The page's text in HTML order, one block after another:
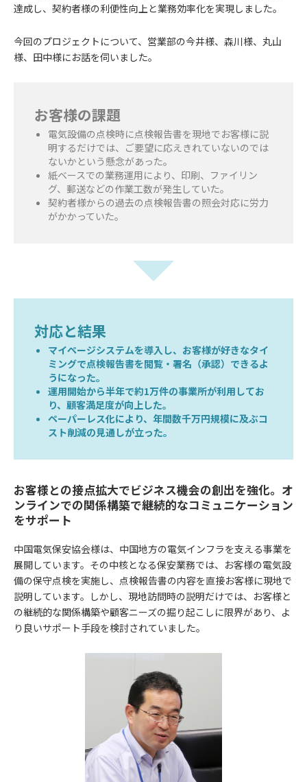
達成し、契約者様の利便性向上と業務効率化を実現しました。
今回のプロジェクトについて、営業部の今井様、森川様、丸山
様、田中様にお話を伺いました。
お客様の課題
電気設備の点検時に点検報告書を現地でお客様に説
明するだけでは、ご要望に応えきれていないのでは
ないかという懸念があった。
紙ベースでの業務運用により、印刷、ファイリン
グ、郵送などの作業工数が発生していた。
契約者様からの過去の点検報告書の照会対応に労力
がかかっていた。
対応と結果
マイページシステムを導入し、お客様が好きなタイ
ミングで点検報告書を閲覧・署名（承認）できるよ
うになった。
運用開始から半年で約1万件の事業所が利用してお
り、顧客満足度が向上した。
ペーパーレス化により、年間数千万円規模に及ぶコ
スト削減の見通しが立った。
お客様との接点拡大でビジネス機会の創出を強化。オ
ンラインでの関係構築で継続的なコミュニケーション
をサポート
中国電気保安協会様は、中国地方の電気インフラを支える事業を
展開しています。その中核となる保安業務では、お客様の電気設
備の保守点検を実施し、点検報告書の内容を直接お客様に現地で
説明しています。しかし、現地訪問時の説明だけでは、お客様と
の継続的な関係構築や顧客ニーズの掘り起こしに限界があり、よ
り良いサポート手段を検討されていました。